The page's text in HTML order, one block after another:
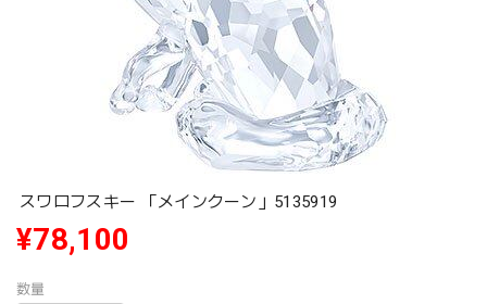
スワロフスキー 「メインクーン」5135919
¥78,100
数量